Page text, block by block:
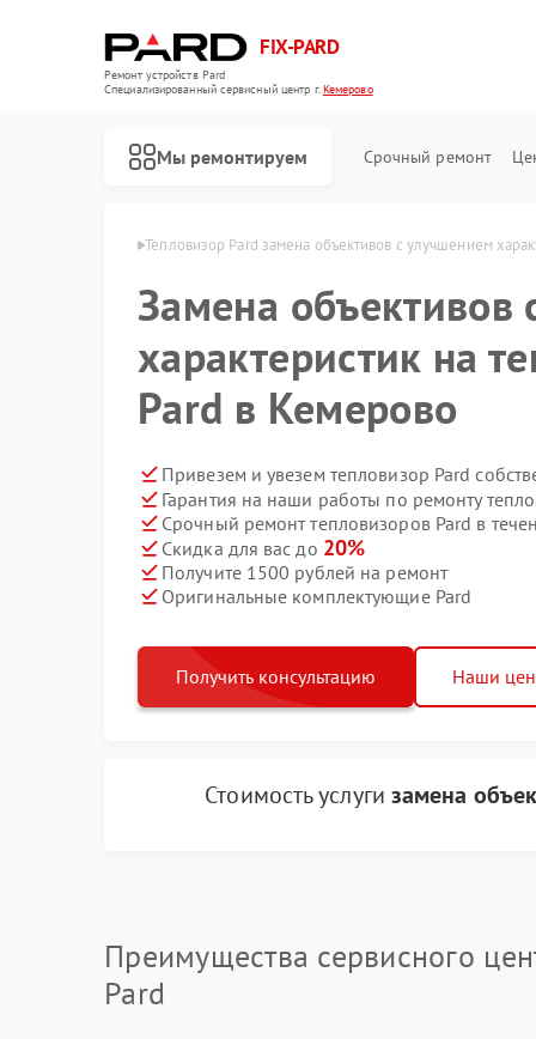
FIX-PARD
Ремонт устройств Pard
Специализированный cервисный центр г.Кемерово
Мы ремонтируем Срочный ремонт
Pard в Кемерово Тепловизор Pard замена объективов с улучшением
Замена объективов
характеристик на
Pard в Кемерово
Привезем и увезем тепловизор Pard
Гарантия на наши работы по ремонту
Срочный ремонт тепловизоров Pard в
Скидка для вас до 20%
Получите 1500 рублей на ремонт
Оригинальные комплектующие Pard
Получить консультацию Наши
Стоимость услуги замена
Преимущества сервисного
Pard